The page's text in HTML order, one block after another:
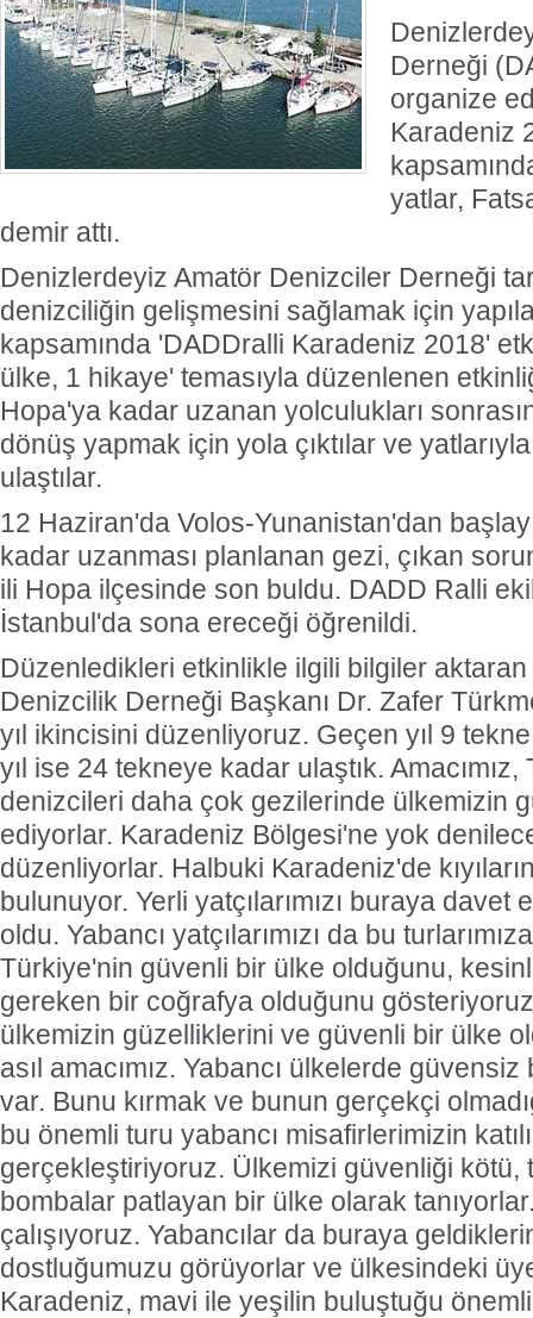
Derneği
organize
Karadeniz
yatlar,
demir attı.
Denizlerdeyiz Amatör Denizciler Derneği
denizciliğin gelişmesini sağlamak için
kapsamında 'DADDralli Karadeniz 2018'
ülke, 1 hikaye' temasıyla düzenlenen
Hopa'ya kadar uzanan yolculukları
dönüş yapmak için yola çıktılar ve
ulaştılar.
12 Haziran'da Volos-Yunanistan'dan
kadar uzanması planlanan gezi, çıkan
ili Hopa ilçesinde son buldu. DADD Ralli
İstanbul'da sona ereceği öğrenildi.
Düzenledikleri etkinlikle ilgili bilgiler
Denizcilik Derneği Başkanı Dr. Zafer
yıl ikincisini düzenliyoruz. Geçen yıl 9 tekne
yıl ise 24 tekneye kadar ulaştık.
denizcileri daha çok gezilerinde ülkemizin
ediyorlar. Karadeniz Bölgesi'ne yok
düzenliyorlar. Halbuki Karadeniz'de
bulunuyor. Yerli yatçılarımızı buraya davet
oldu. Yabancı yatçılarımızı da bu
Türkiye'nin güvenli bir ülke olduğunu,
gereken bir coğrafya olduğunu
ülkemizin güzelliklerini ve güvenli bir ülke
asıl amacımız. Yabancı ülkelerde
var. Bunu kırmak ve bunun gerçekçi
bu önemli turu yabancı misafirlerimizin
gerçekleştiriyoruz. Ülkemizi güvenliği kötü,
bombalar patlayan bir ülke olarak
çalışıyoruz. Yabancılar da buraya
dostluğumuzu görüyorlar ve ülkesindeki
Karadeniz, mavi ile yeşilin buluştuğu